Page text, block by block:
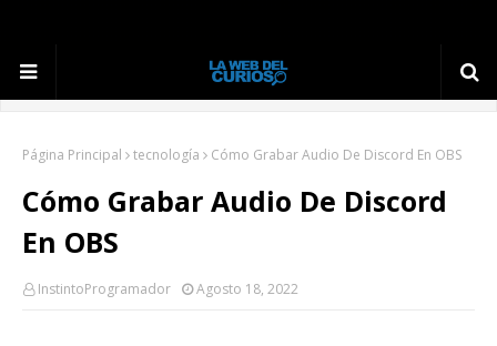
Página Principal tecnología Cómo Grabar Audio De Discord En OBS
Cómo Grabar Audio De Discord
En OBS
InstintoProgramador Agosto 18, 2022